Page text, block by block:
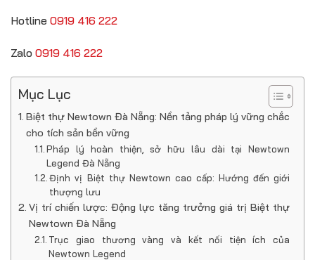
Hotline 0919 416 222
Zalo 0919 416 222
Mục Lục
Biệt thự Newtown Đà Nẵng: Nền tảng pháp lý vững chắc
cho tích sản bền vững
Pháp lý hoàn thiện, sở hữu lâu dài tại Newtown
Legend Đà Nẵng
Định vị Biệt thự Newtown cao cấp: Hướng đến giới
thượng lưu
Vị trí chiến lược: Động lực tăng trưởng giá trị Biệt thự
Newtown Đà Nẵng
Trục giao thương vàng và kết nối tiện ích của
Newtown Legend